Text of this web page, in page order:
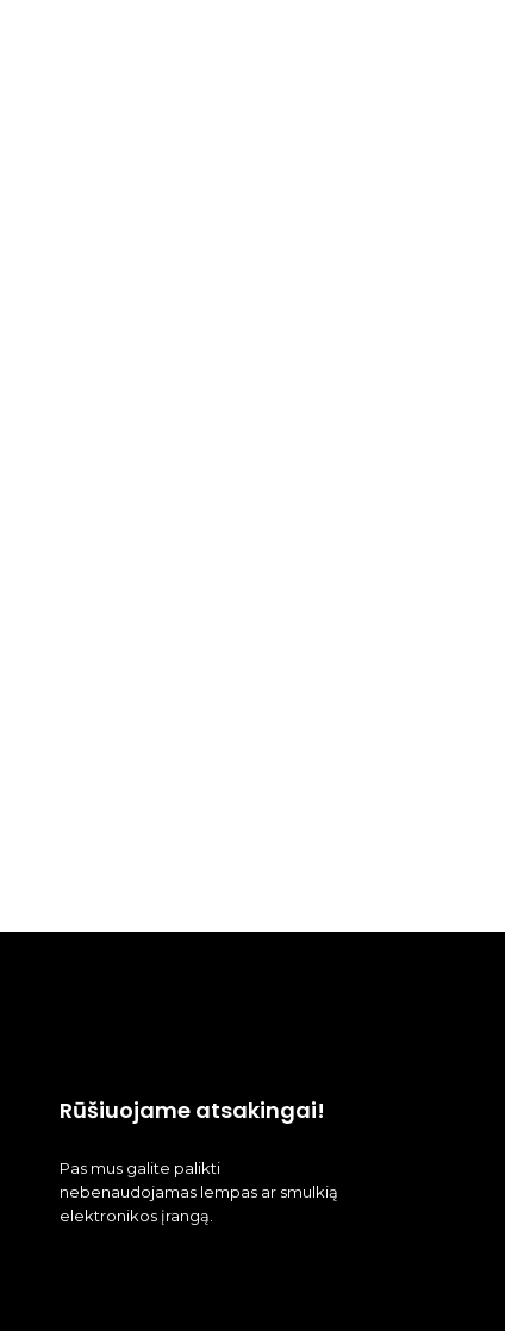
Rūšiuojame atsakingai!
Pas mus galite palikti
nebenaudojamas lempas ar smulkią
elektronikos įrangą.